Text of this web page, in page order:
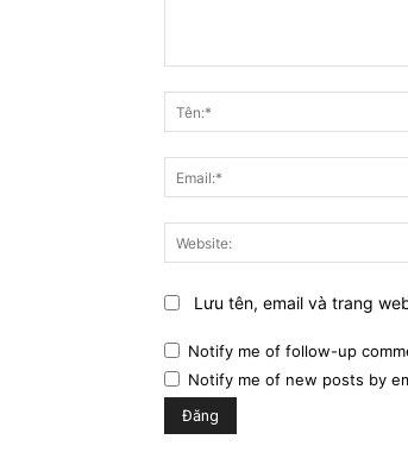
luận:
Lưu tên, email và trang
Notify me of follow-up
Notify me of new posts by